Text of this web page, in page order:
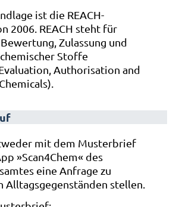
ist die REACH-
2006. REACH steht für
Zulassung und
Stoffe
Authorisation and
mit dem Musterbrief
»Scan4Chem« des
eine Anfrage zu
Alltagsgegenständen stellen.